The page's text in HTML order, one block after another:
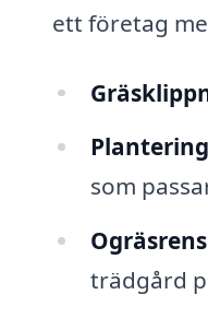
ett företag
som
trädgård